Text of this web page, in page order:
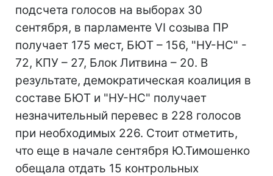
подсчета голосов на выборах 30
сентября, в парламенте VI созыва ПР
получает 175 мест, БЮТ – 156, "НУ-НС" -
72, КПУ – 27, Блок Литвина – 20. В
результате, демократическая коалиция в
составе БЮТ и "НУ-НС" получает
незначительный перевес в 228 голосов
при необходимых 226. Стоит отметить,
что еще в начале сентября Ю.Тимошенко
обещала отдать 15 контрольных